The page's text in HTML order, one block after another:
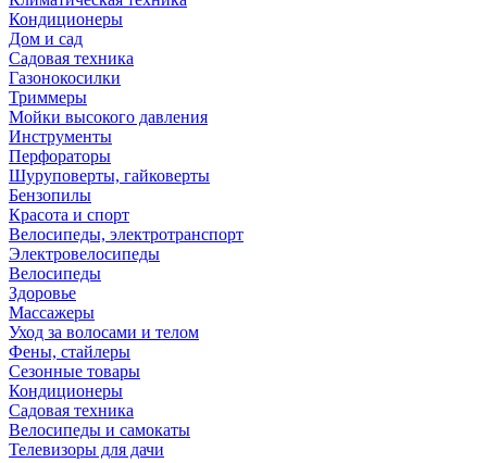
Кондиционеры
Дом и сад
Садовая техника
Газонокосилки
Триммеры
Мойки высокого давления
Инструменты
Перфораторы
Шуруповерты, гайковерты
Бензопилы
Красота и спорт
Велосипеды, электротранспорт
Электровелосипеды
Велосипеды
Здоровье
Массажеры
Уход за волосами и телом
Фены, стайлеры
Сезонные товары
Кондиционеры
Садовая техника
Велосипеды и самокаты
Телевизоры для дачи